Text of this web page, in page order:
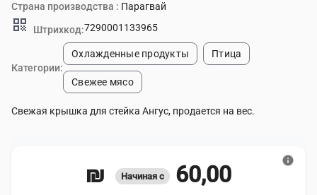
Страна производства : Парагвай
qr_code Штрихкод:7290001133965
Категории:
Охлажденные продукты Птица
Свежее мясо
Свежая крышка для стейка Ангус, продается на вес.
Начиная с 60,00 ₪
info